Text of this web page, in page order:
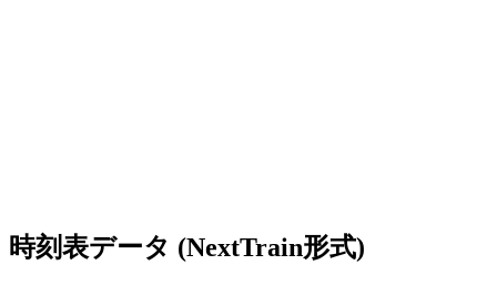
時刻表データ (NextTrain形式)